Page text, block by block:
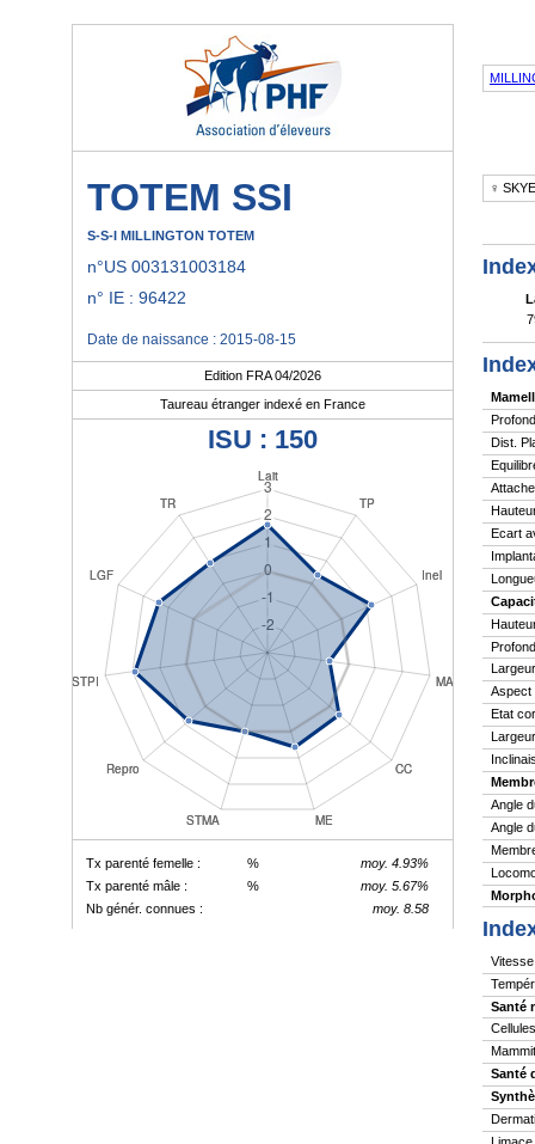
TOTEM SSI
S-S-I MILLINGTON TOTEM
n°US 003131003184
n° IE : 96422
Date de naissance : 2015-08-15
Edition FRA 04/2026
Taureau étranger indexé en France
ISU : 150
Tx parenté femelle : %
moy. 4.93%
Tx parenté mâle :
%
moy. 5.67%
Nb génér. connues :
moy. 8.58
♀
Dist.
Ecart
Aspect
Etat
Angle
Angle
Santé
Cellules
Santé